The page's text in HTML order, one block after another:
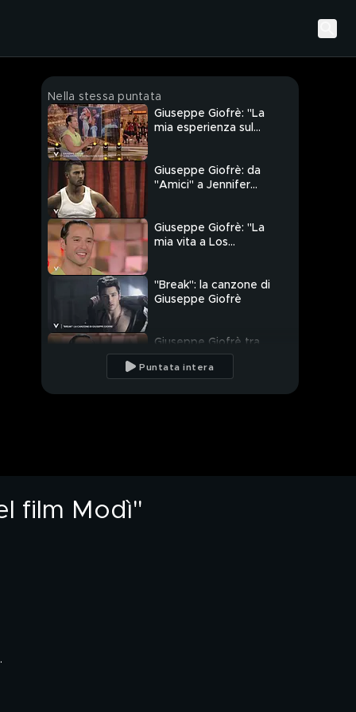
Nella stessa puntata
Giuseppe Giofrè: "La
mia esperienza sul
Giuseppe Giofrè: da
"Amici" a Jennifer
Giuseppe Giofrè: "La
mia vita a Los
"Break": la canzone di
Giuseppe Giofrè
Giuseppe Giofrè tra
l'Italia e Los Angeles
Puntata intera
film Modì"